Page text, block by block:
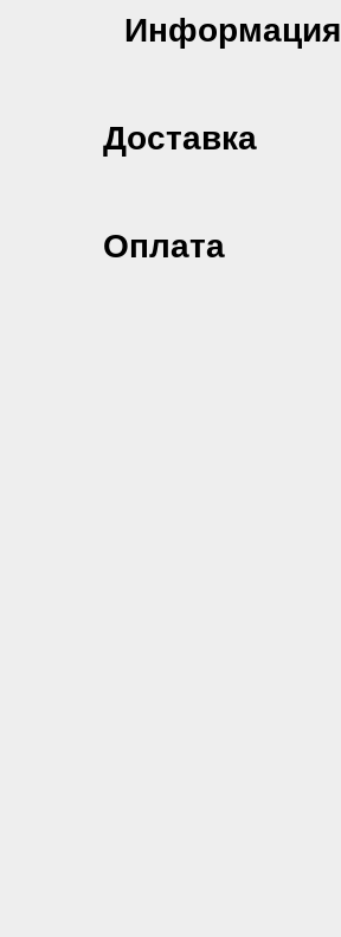
Информация
Доставка
Оплата